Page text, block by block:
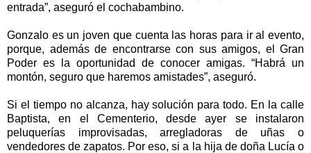
entrada”, aseguró el cochabambino.
Gonzalo es un joven que cuenta las horas para ir al evento,
porque, además de encontrarse con sus amigos, el Gran
Poder es la oportunidad de conocer amigas. “Habrá un
montón, seguro que haremos amistades”, aseguró.
Si el tiempo no alcanza, hay solución para todo. En la calle
Baptista, en el Cementerio, desde ayer se instalaron
peluquerías improvisadas, arregladoras de uñas o
vendedores de zapatos. Por eso, si a la hija de doña Lucía o